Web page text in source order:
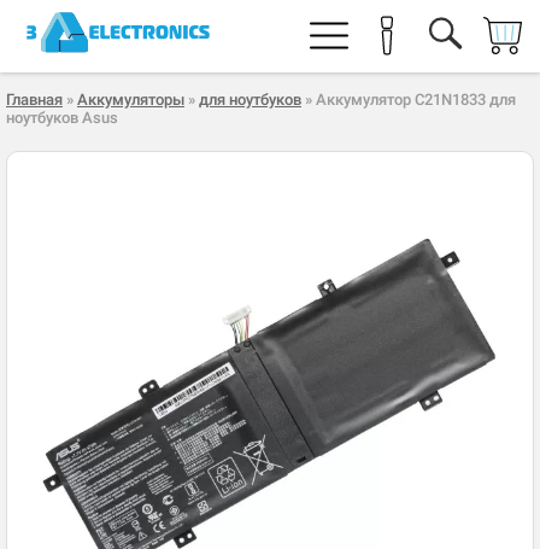
Главная » Аккумуляторы » для ноутбуков » Аккумулятор C21N1833 для
ноутбуков Asus